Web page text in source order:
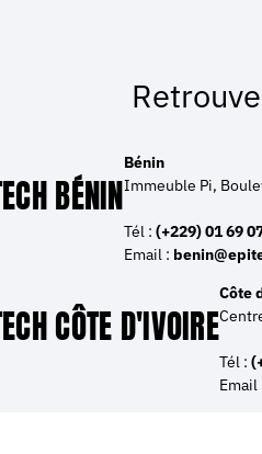
BÉNIN
Bénin
Immeuble Pi,
Tél : (+229) 01 69
Email :
CÔTE D'IVOIRE
Côte
Tél :